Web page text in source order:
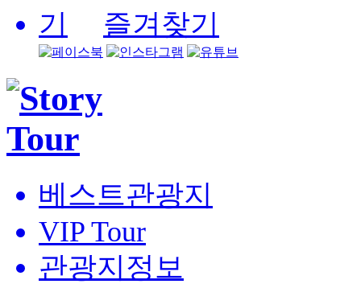
즐겨찾기
베스트관광지
VIP Tour
관광지정보